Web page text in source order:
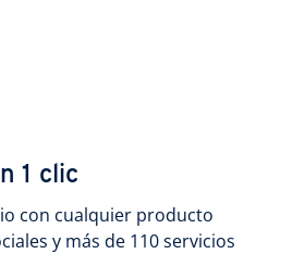
1 clic
con cualquier producto
y más de 110 servicios